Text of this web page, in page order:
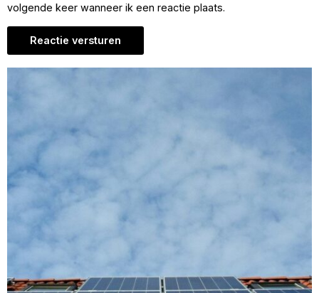
volgende keer wanneer ik een reactie plaats.